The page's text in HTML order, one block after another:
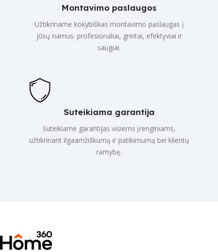
Montavimo paslaugos
Užtikriname kokybiškas montavimo paslaugas į
jūsų namus: profesionaliai, greitai, efektyviai ir
saugiai.
Suteikiama garantija
Suteikiame garantijas visiems įrenginiams,
užtikrinant ilgaamžiškumą ir patikimumą bei klientų
ramybę.